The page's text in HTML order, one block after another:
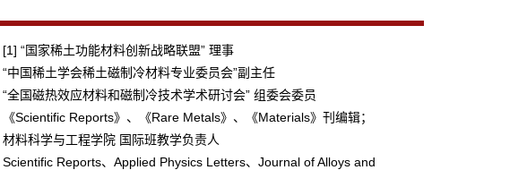
[1] “国家稀土功能材料创新战略联盟” 理事
“中国稀土学会稀土磁制冷材料专业委员会”副主任
“全国磁热效应材料和磁制冷技术学术研讨会” 组委会委员
《Scientific Reports》、《Rare Metals》、《Materials》刊编辑；
材料科学与工程学院 国际班教学负责人
Scientific Reports、Applied Physics Letters、Journal of Alloys and